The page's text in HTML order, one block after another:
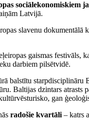
sociālekonomiskiem
Latvijā.
slavenu
gaismas festivāls,
darbiem pilsētvidē.
balstītu starpdisciplināru
Baltijas dzintars atrasts
gan
radošie kvartāli – katrs